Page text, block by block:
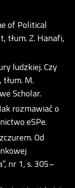
of Political
tłum. Z. Hanafi,
ludzkiej. Czy
M.
Scholar.
rozmawiać o
eSPe.
Od
nr 1, s. 305–